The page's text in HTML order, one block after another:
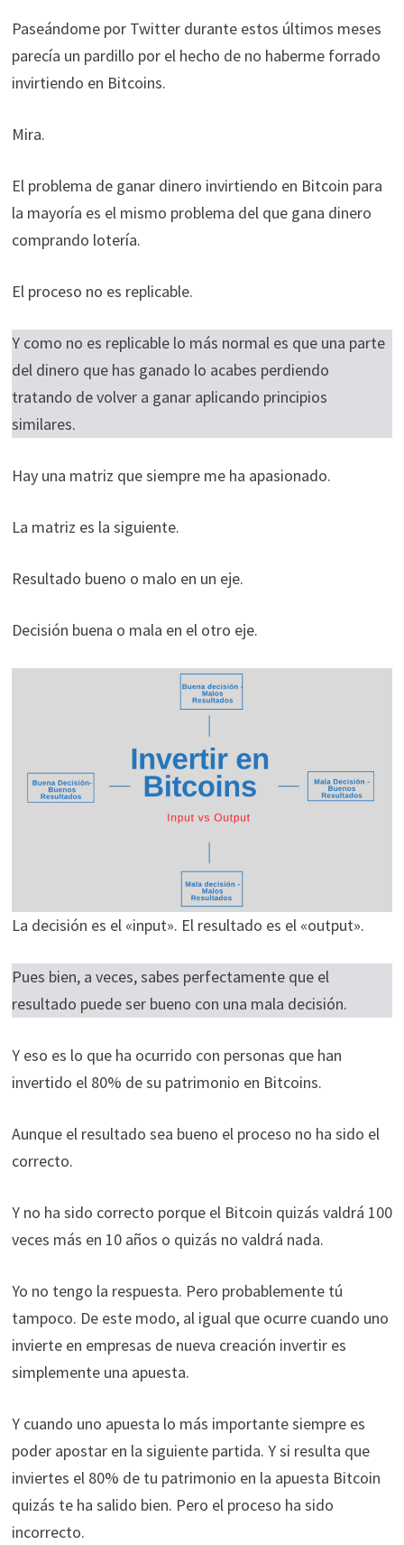
Paseándome por Twitter durante estos últimos meses
parecía un pardillo por el hecho de no haberme forrado
invirtiendo en Bitcoins.
Mira.
El problema de ganar dinero invirtiendo en Bitcoin para
la mayoría es el mismo problema del que gana dinero
comprando lotería.
El proceso no es replicable.
Y como no es replicable lo más normal es que una parte
del dinero que has ganado lo acabes perdiendo
tratando de volver a ganar aplicando principios
similares.
Hay una matriz que siempre me ha apasionado.
La matriz es la siguiente.
Resultado bueno o malo en un eje.
Decisión buena o mala en el otro eje.
La decisión es el «input». El resultado es el «output».
Pues bien, a veces, sabes perfectamente que el
resultado puede ser bueno con una mala decisión.
Y eso es lo que ha ocurrido con personas que han
invertido el 80% de su patrimonio en Bitcoins.
Aunque el resultado sea bueno el proceso no ha sido el
correcto.
Y no ha sido correcto porque el Bitcoin quizás valdrá 100
veces más en 10 años o quizás no valdrá nada.
Yo no tengo la respuesta. Pero probablemente tú
tampoco. De este modo, al igual que ocurre cuando uno
invierte en empresas de nueva creación invertir es
simplemente una apuesta.
Y cuando uno apuesta lo más importante siempre es
poder apostar en la siguiente partida. Y si resulta que
inviertes el 80% de tu patrimonio en la apuesta Bitcoin
quizás te ha salido bien. Pero el proceso ha sido
incorrecto.